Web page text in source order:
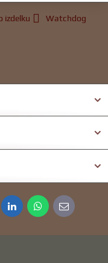
izdelku
Watchdog
LinkedInWhatsApp
E-
mail